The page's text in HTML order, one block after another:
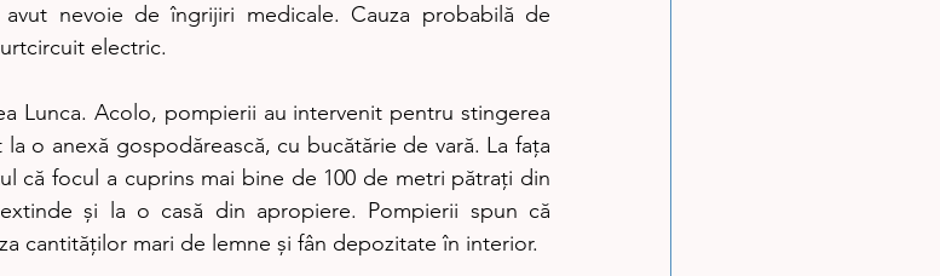
nevoie de îngrijiri medicale. Cauza probabilă de
electric.
Lunca. Acolo, pompierii au intervenit pentru stingerea
o anexă gospodărească, cu bucătărie de vară. La fața
că focul a cuprins mai bine de 100 de metri pătrați din
și la o casă din apropiere. Pompierii spun că
cantităților mari de lemne și fân depozitate în interior.